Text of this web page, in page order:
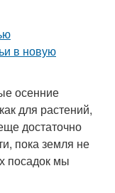
осенние
для растений,
достаточно
пока земля не
посадок мы